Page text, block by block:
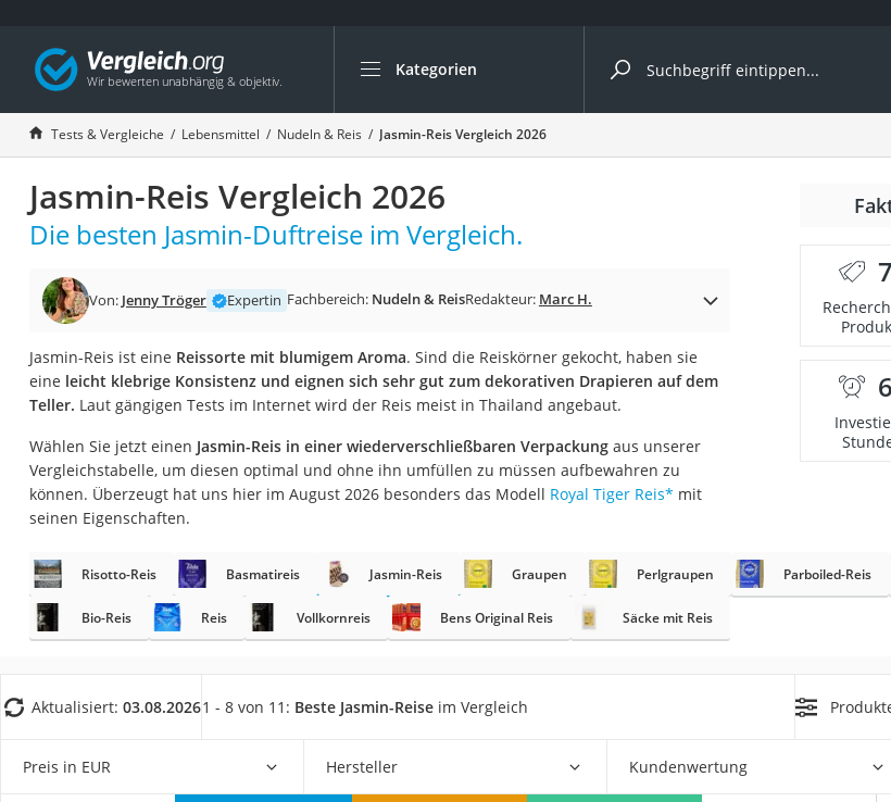
Kategorien
Die beliebtesten Vergleiche nach Kategorie
Lebensmittel
Schwarzkümmelöl
Knäckebrot
Schwarzkümmelöl-Kapseln
Eiklar
Balsamico-Essig
Schwarzkümmelöl bio
Honig
Gemüsebrühe
Irischer Whiskey
Grapefruitkernextrakt
Matcha-Set
MCT-Öl
Erythrit
Tests & Vergleiche Lebensmittel Nudeln & Reis Jasmin-Reis Vergleich 2026
Jasmin-Reis Vergleich 2026
Die besten Jasmin-Duftreise im Vergleich.
Von: Jenny Tröger Expertin Fachbereich: Nudeln & ReisRedakteur: Marc H.
Jasmin-Reis ist eine Reissorte mit blumigem Aroma. Sind die Reiskörner gekocht, haben sie
eine leicht klebrige Konsistenz und eignen sich sehr gut zum dekorativen Drapieren auf dem
Teller. Laut gängigen Tests im Internet wird der Reis meist in Thailand angebaut.
Wählen Sie jetzt einen Jasmin-Reis in einer wiederverschließbaren Verpackungaus unserer
Vergleichstabelle, um diesen optimal und ohne ihn umfüllen zu müssen aufbewahren zu
können. Überzeugt hat uns hier im August 2026 besonders das Modell Royal Tiger Reis* mit
seinen Eigenschaften.
Risotto-Reis Basmatireis Jasmin-Reis Graupen Perlgraupen Parboiled-Reis
Bio-Reis Reis Vollkornreis Bens Original Reis Säcke mit Reis
Aktualisiert: 03.08.20261 - 8 von 11: Beste Jasmin-Reise im Vergleich
Preis in EUR Hersteller Kundenwertung